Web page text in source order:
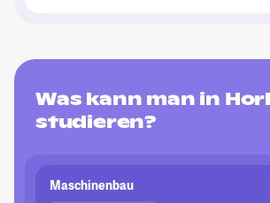
Was kann man in
studieren?
Maschinenbau